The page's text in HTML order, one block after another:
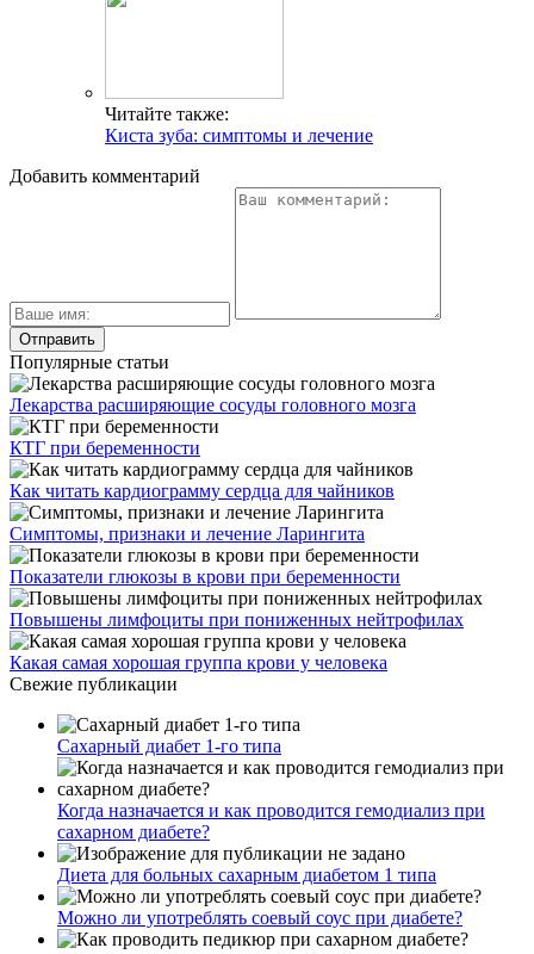
Читайте также:
Киста зуба: симптомы и лечение
Добавить комментарий
Популярные статьи
Лекарства расширяющие сосуды головного мозга
КТГ при беременности
Как читать кардиограмму сердца для чайников
Симптомы, признаки и лечение Ларингита
Показатели глюкозы в крови при беременности
Повышены лимфоциты при пониженных нейтрофилах
Какая самая хорошая группа крови у человека
Свежие публикации
Сахарный диабет 1-го типа
Когда назначается и как проводится гемодиализ при
сахарном диабете?
Диета для больных сахарным диабетом 1 типа
Можно ли употреблять соевый соус при диабете?